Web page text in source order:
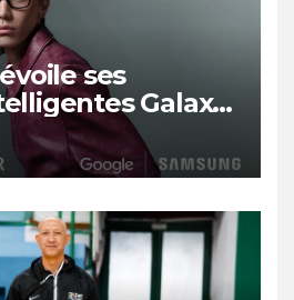
ses
Galaxy